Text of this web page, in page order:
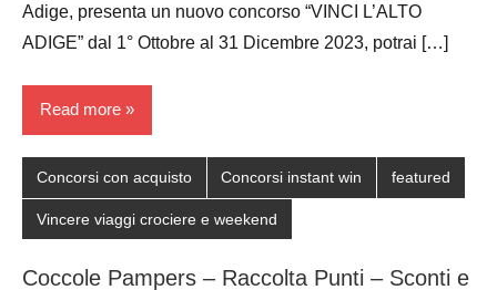
Adige, presenta un nuovo concorso “VINCI L’ALTO
ADIGE” dal 1° Ottobre al 31 Dicembre 2023, potrai […]
Read more
Concorsi con acquisto Concorsi instant win featured
Vincere viaggi crociere e weekend
Coccole Pampers – Raccolta Punti – Sconti e